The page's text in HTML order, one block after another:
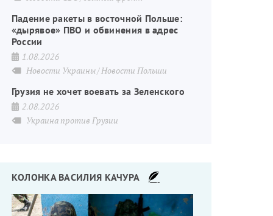
Падение ракеты в восточной Польше:
«дырявое» ПВО и обвинения в адрес
России
1.08.2026
Новости Украины Новости Польши
Грузия не хочет воевать за Зеленского
2.08.2026
Украина против Грузии
КОЛОНКА ВАСИЛИЯ КАЧУРА